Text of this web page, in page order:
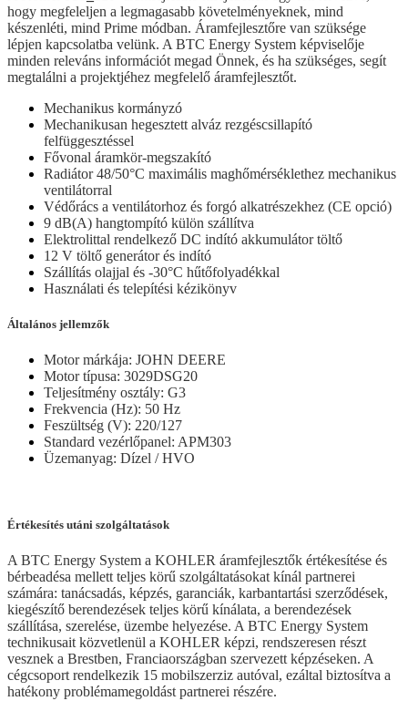
hogy megfeleljen a legmagasabb követelményeknek, mind
készenléti, mind Prime módban. Áramfejlesztőre van szüksége
lépjen kapcsolatba velünk. A BTC Energy System képviselője
minden releváns információt megad Önnek, és ha szükséges, segít
megtalálni a projektjéhez megfelelő áramfejlesztőt.
Mechanikus kormányzó
Mechanikusan hegesztett alváz rezgéscsillapító
felfüggesztéssel
Fővonal áramkör-megszakító
Radiátor 48/50°C maximális maghőmérséklethez mechanikus
ventilátorral
Védőrács a ventilátorhoz és forgó alkatrészekhez (CE opció)
9 dB(A) hangtompító külön szállítva
Elektrolittal rendelkező DC indító akkumulátor töltő
12 V töltő generátor és indító
Szállítás olajjal és -30°C hűtőfolyadékkal
Használati és telepítési kézikönyv
Általános jellemzők
Motor márkája: JOHN DEERE
Motor típusa: 3029DSG20
Teljesítmény osztály: G3
Frekvencia (Hz): 50 Hz
Feszültség (V): 220/127
Standard vezérlőpanel: APM303
Üzemanyag: Dízel / HVO
Értékesítés utáni szolgáltatások
A BTC Energy System a KOHLER áramfejlesztők értékesítése és
bérbeadésa mellett teljes körű szolgáltatásokat kínál partnerei
számára: tanácsadás, képzés, garanciák, karbantartási szerződések,
kiegészítő berendezések teljes körű kínálata, a berendezések
szállítása, szerelése, üzembe helyezése. A BTC Energy System
technikusait közvetlenül a KOHLER képzi, rendszeresen részt
vesznek a Brestben, Franciaországban szervezett képzéseken. A
cégcsoport rendelkezik 15 mobilszerziz autóval, ezáltal biztosítva a
hatékony problémamegoldást partnerei részére.